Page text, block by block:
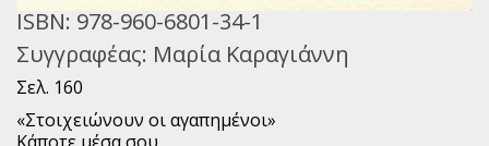
ISBN: 978-960-6801-34-1
Συγγραφέας: Μαρία Καραγιάννη
Σελ. 160
«Στοιχειώνουν οι αγαπημένοι»